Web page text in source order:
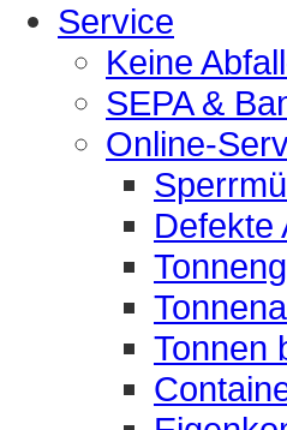
Service
Keine
SEPA &
Online-
Defekte
Tonnen